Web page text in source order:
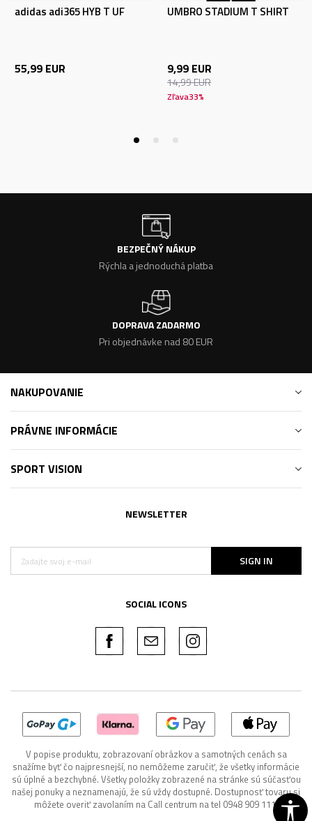
adidas adi365 HYB T UF
55,99 EUR
UMBRO STADIUM T SHIRT
9,99 EUR
14,99EUR
Zľava33%
BEZPEČNÝ NÁKUP
Rýchla a jednoduchá platba
DOPRAVA ZADARMO
Pri objednávke nad 80 EUR
NAKUPOVANIE
PRÁVNE INFORMÁCIE
SPORT VISION
NEWSLETTER
SIGN IN
SOCIAL ICONS
V popise produktu, zobrazovaní obrázkov a samotných cenách sa
snažíme byť čo najpresnejší, no nemôžeme zaručiť, že všetky informácie
sú úplné a bezchybné. Všetky položky zobrazené na stránke sú súčasťou
našej ponuky a neznamenajú, že sú vždy dostupné. Dostupnosť tovaru si
môžete overiť zavolaním na Call centrum na tel 0948 909 111.